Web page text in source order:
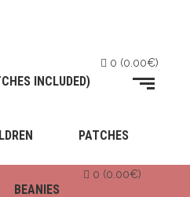
0 (0.00€)
INCLUDED)
PATCHES
BEANIES
0 (0.00€)